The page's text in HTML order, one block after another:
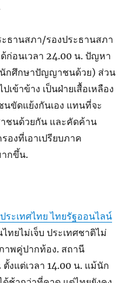
ะธานสภา/รองประธานสภา
ก่อนเวลา 24.00 น. ปัญหา
กศึกษาปัญญาชนด้วย) ส่วน
ข้าข้าง เป็นฝ่ายเสื้อเหลือง
นขัดแย้งกันเอง แทนที่จะ
ชนด้วยกัน และคัดค้าน
งที่เอาเปรียบภาค
ากขึ้น.
ระเทศไทย ไทยรัฐออนไลน์
ทยไม่เจ็บ ประเทศชาติไม่
าพคู่ปากท้อง. สถานี
งแต่เวลา 14.00 น. แม้นัก